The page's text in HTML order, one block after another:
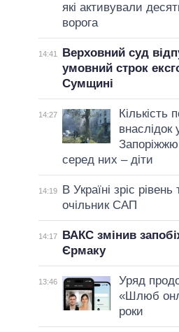
які активували
ворога
14:41
Верховний суд
умовний строк
Сумщині
14:27
Кількість
внаслідок
Запоріжжю
серед них – діти
14:19
В Україні зріс рівень
очільник САП
14:17
ВАКС змінив
Єрмаку
13:46
Уряд
«Шлюб
роки